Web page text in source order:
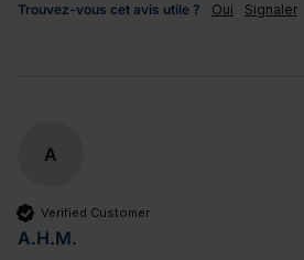
Trouvez-vous cet avis utile ? Oui Signaler
A
Verified Customer
A.H.M.